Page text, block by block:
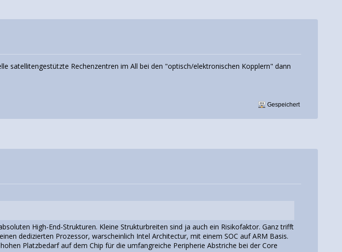
satellitengestützte Rechenzentren im All bei den "optisch/elektronischen Kopplern" dann
Gespeichert
High-End-Strukturen. Kleine Strukturbreiten sind ja auch ein Risikofaktor. Ganz trifft
dedizierten Prozessor, warscheinlich Intel Architectur, mit einem SOC auf ARM Basis.
Platzbedarf auf dem Chip für die umfangreiche Peripherie Abstriche bei der Core